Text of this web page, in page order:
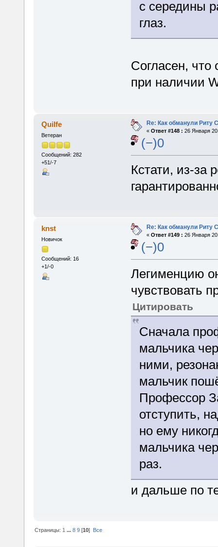
с середины
глаз.
Согласен, что
при наличии
Quilfe
Ветеран
Сообщений: 282
+51/-7
Re: Как обманули Риту
« Ответ #148 : 26 Января
(−)0
Кстати, из-за
knst
Новичок
Сообщений: 16
+1/-0
Re: Как обманули Риту
« Ответ #149 : 26 Января
(−)0
Легименцию
чувствовать
Цитировать
Сначала
мальчика
ними,
мальчик
Профессор
отступить,
но ему
мальчика
раз.
и дальше по
Страницы: 1 ...8 9 [10] Все